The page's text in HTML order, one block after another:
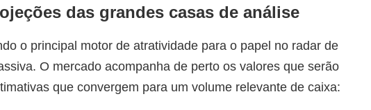
das grandes casas de análise
o principal motor de atratividade para o papel no radar de
O mercado acompanha de perto os valores que serão
que convergem para um volume relevante de caixa: